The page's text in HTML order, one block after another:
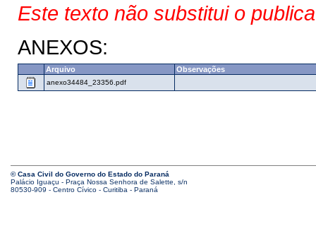
Este texto não substitui o
ANEXOS:
Arquivo Observações
anexo34484_23356.pdf
© Casa Civil do Governo do Estado do Paraná
Palácio Iguaçu - Praça Nossa Senhora de Salette, s/n
80530-909 - Centro Cívico - Curitiba - Paraná